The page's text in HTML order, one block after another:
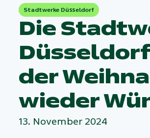
Stadtwerke Düsseldorf
Die
der
wieder
13. November 2024